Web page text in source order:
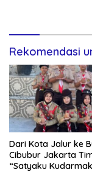
Rekomendasi
Dari Kota Jalur ke
Cibubur Jakarta
“Satyaku